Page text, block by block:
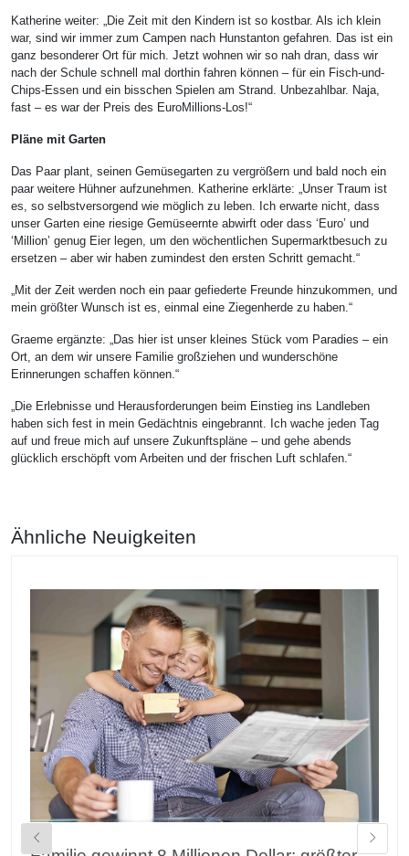
Katherine weiter: „Die Zeit mit den Kindern ist so kostbar. Als ich klein
war, sind wir immer zum Campen nach Hunstanton gefahren. Das ist ein
ganz besonderer Ort für mich. Jetzt wohnen wir so nah dran, dass wir
nach der Schule schnell mal dorthin fahren können – für ein Fisch-und-
Chips-Essen und ein bisschen Spielen am Strand. Unbezahlbar. Naja,
fast – es war der Preis des EuroMillions-Los!“
Pläne mit Garten
Das Paar plant, seinen Gemüsegarten zu vergrößern und bald noch ein
paar weitere Hühner aufzunehmen. Katherine erklärte: „Unser Traum ist
es, so selbstversorgend wie möglich zu leben. Ich erwarte nicht, dass
unser Garten eine riesige Gemüseernte abwirft oder dass ‘Euro’ und
‘Million’ genug Eier legen, um den wöchentlichen Supermarktbesuch zu
ersetzen – aber wir haben zumindest den ersten Schritt gemacht.“
„Mit der Zeit werden noch ein paar gefiederte Freunde hinzukommen, und
mein größter Wunsch ist es, einmal eine Ziegenherde zu haben.“
Graeme ergänzte: „Das hier ist unser kleines Stück vom Paradies – ein
Ort, an dem wir unsere Familie großziehen und wunderschöne
Erinnerungen schaffen können.“
„Die Erlebnisse und Herausforderungen beim Einstieg ins Landleben
haben sich fest in mein Gedächtnis eingebrannt. Ich wache jeden Tag
auf und freue mich auf unsere Zukunftspläne – und gehe abends
glücklich erschöpft vom Arbeiten und der frischen Luft schlafen.“
Ähnliche Neuigkeiten